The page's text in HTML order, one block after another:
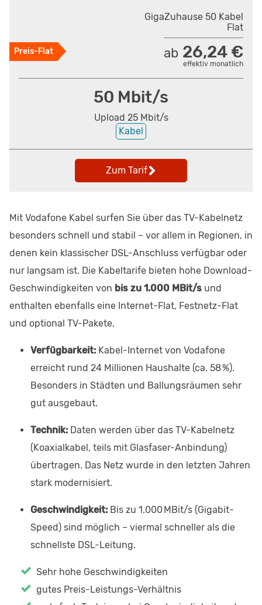
GigaZuhause 50 Kabel
Flat
Preis-Flat ab 26,24 €
effektiv monatlich
50 Mbit/s
Upload 25 Mbit/s
Kabel
Zum Tarif
Mit Vodafone Kabel surfen Sie über das TV-Kabelnetz
besonders schnell und stabil – vor allem in Regionen, in
denen kein klassischer DSL-Anschluss verfügbar oder
nur langsam ist. Die Kabeltarife bieten hohe Download-
Geschwindigkeiten von bis zu 1.000 MBit/s und
enthalten ebenfalls eine Internet-Flat, Festnetz-Flat
und optional TV-Pakete.
Verfügbarkeit: Kabel-Internet von Vodafone
erreicht rund 24 Millionen Haushalte (ca. 58 %).
Besonders in Städten und Ballungsräumen sehr
gut ausgebaut.
Technik: Daten werden über das TV-Kabelnetz
(Koaxialkabel, teils mit Glasfaser-Anbindung)
übertragen. Das Netz wurde in den letzten Jahren
stark modernisiert.
Geschwindigkeit: Bis zu 1.000 MBit/s (Gigabit-
Speed) sind möglich – viermal schneller als die
schnellste DSL-Leitung.
Sehr hohe Geschwindigkeiten
gutes Preis-Leistungs-Verhältnis